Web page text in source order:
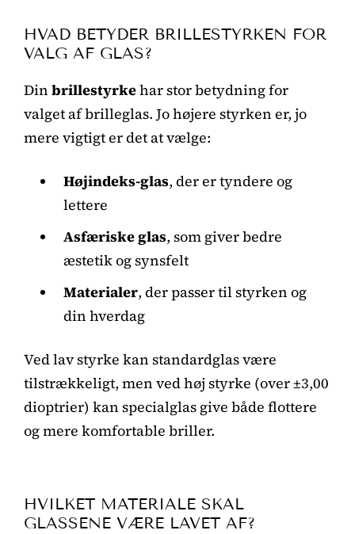
HVAD BETYDER BRILLESTYRKEN FOR
VALG AF GLAS?
Din brillestyrkehar stor betydning for
valget af brilleglas. Jo højere styrken er, jo
mere vigtigt er det at vælge:
Højindeks-glas, der er tyndere og
lettere
Asfæriske glas, som giver bedre
æstetik og synsfelt
Materialer, der passer til styrken og
din hverdag
Ved lav styrke kan standardglas være
tilstrækkeligt, men ved høj styrke (over ±3,00
dioptrier) kan specialglas give både flottere
og mere komfortable briller.
HVILKET MATERIALE SKAL
GLASSENE VÆRE LAVET AF?